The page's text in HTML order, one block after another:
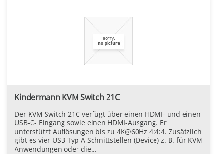
Kindermann KVM Switch 21C
Der KVM Switch 21C verfügt über einen HDMI- und einen
USB-C- Eingang sowie einen HDMI-Ausgang. Er
unterstützt Auflösungen bis zu 4K@60Hz 4:4:4. Zusätzlich
gibt es vier USB Typ A Schnittstellen (Device) z. B. für KVM
Anwendungen oder die...